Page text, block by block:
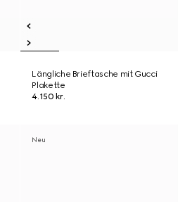
Längliche Brieftasche mit Gucci
Plakette
4.150 kr.
Neu